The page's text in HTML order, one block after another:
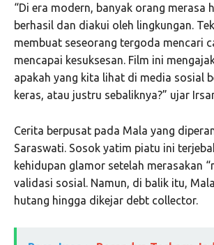
“Di era modern, banyak orang merasa
berhasil dan diakui oleh lingkungan.
membuat seseorang tergoda mencari
mencapai kesuksesan. Film ini
apakah yang kita lihat di media sosial
keras, atau justru sebaliknya?” ujar
Cerita berpusat pada Mala yang
Saraswati. Sosok yatim piatu ini
kehidupan glamor setelah merasakan
validasi sosial. Namun, di balik itu,
hutang hingga dikejar debt collector.